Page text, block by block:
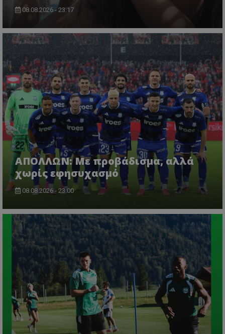
08.08.2026 - 23:17
ΑΠΟΛΛΩΝ: Με προβάδισμα, αλλά
χωρίς εφησυχασμό
08.08.2026 - 23:00